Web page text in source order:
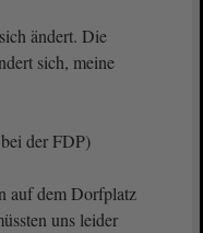
ändert. Die
sich, meine
der FDP)
auf dem Dorfplatz
uns leider